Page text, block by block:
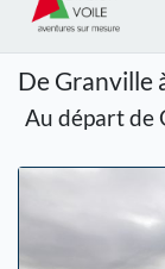
De Granville
Au départ de